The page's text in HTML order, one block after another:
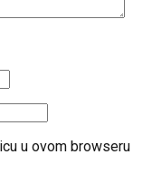
u ovom browseru